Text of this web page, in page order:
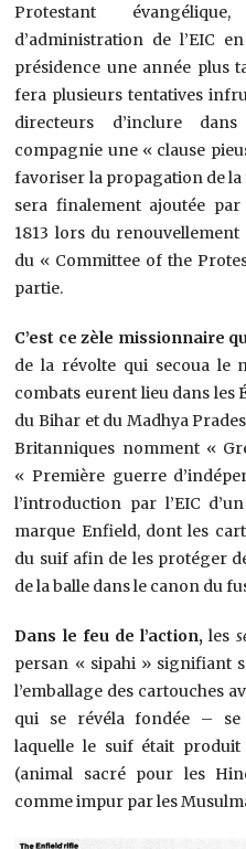
Protestant
d’administration de l’EIC
présidence une année plus
fera plusieurs tentatives
directeurs d’inclure
compagnie une « clause
favoriser la propagation de
sera finalement ajoutée
1813 lors du
du « Committee of the
partie.
C’est ce zèle missionnaire
de la révolte qui secoua le
combats eurent lieu dans les
du Bihar et du Madhya
Britanniques nomment «
« Première guerre
l’introduction par l’EIC
marque Enfield, dont les
du suif afin de les protéger
de la balle dans le canon du
Dans le feu de l’action, les
persan « sipahi » signifiant
l’emballage des cartouches
qui se révéla fondée – se
laquelle le suif était
(animal sacré pour les
comme impur par les